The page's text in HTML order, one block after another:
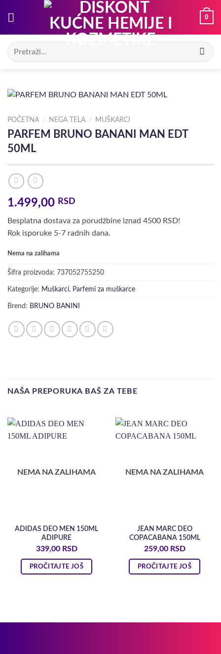
0
Pretraga
za:
POČETNA / NEGA TELA / MUŠKARCI
PARFEM BRUNO BANANI MAN EDT
50ML
1.499,00 RSD
Besplatna dostava za porudžbine iznad 4500 RSD!
Rok isporuke 5-7 radnih dana.
Nema na zalihama
Šifra proizvoda: 737052755250
Kategorije: Muškarci, Parfemi za muškarce
Brend: BRUNO BANINI
NAŠA PREPORUKA BAŠ ZA TEBE
NEMA NA ZALIHAMA
ADIDAS DEO MEN 150ML
ADIPURE
339,00 RSD
PROČITAJTE JOŠ
NEMA NA ZALIHAMA
JEAN MARC DEO
COPACABANA 150ML
259,00 RSD
PROČITAJTE JOŠ